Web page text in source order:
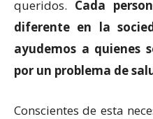
queridos. Cada
diferente en la
ayudemos a quienes
por un problema de
Conscientes de esta